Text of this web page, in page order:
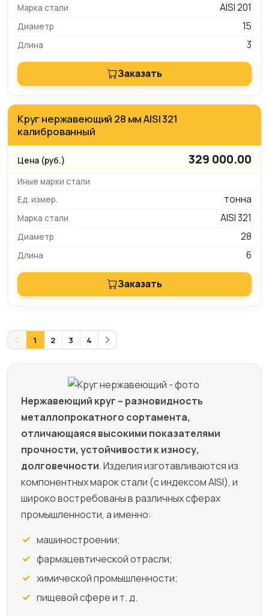
AISI 201
15
3
Заказать
Круг нержавеющий 28 мм AISI 321
калиброванный
329 000.00
тонна
AISI 321
28
6
Заказать
1 2 3 4
Нержавеющий круг – разновидность
металлопрокатного сортамента,
отличающаяся высокими показателями
прочности, устойчивости к износу,
долговечности. Изделия изготавливаются из
компонентных марок стали (с индексом AISI), и
широко востребованы в различных сферах
промышленности, а именно:
машиностроении;
фармацевтической отрасли;
химической промышленности;
пищевой сфере и т. д.